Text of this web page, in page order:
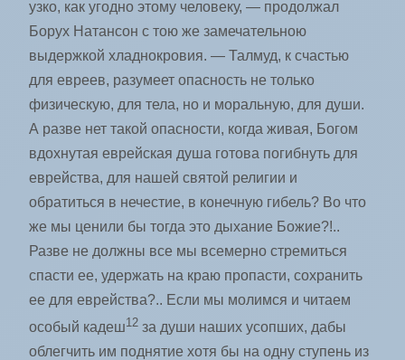
узко, как угодно этому человеку, — продолжал
Борух Натансон с тою же замечательною
выдержкой хладнокровия. — Талмуд, к счастью
для евреев, разумеет опасность не только
физическую, для тела, но и моральную, для души.
А разве нет такой опасности, когда живая, Богом
вдохнутая еврейская душа готова погибнуть для
еврейства, для нашей святой религии и
обратиться в нечестие, в конечную гибель? Во что
же мы ценили бы тогда это дыхание Божие?!..
Разве не должны все мы всемерно стремиться
спасти ее, удержать на краю пропасти, сохранить
ее для еврейства?.. Если мы молимся и читаем
особый кадеш12за души наших усопших, дабы
облегчить им поднятие хотя бы на одну ступень из